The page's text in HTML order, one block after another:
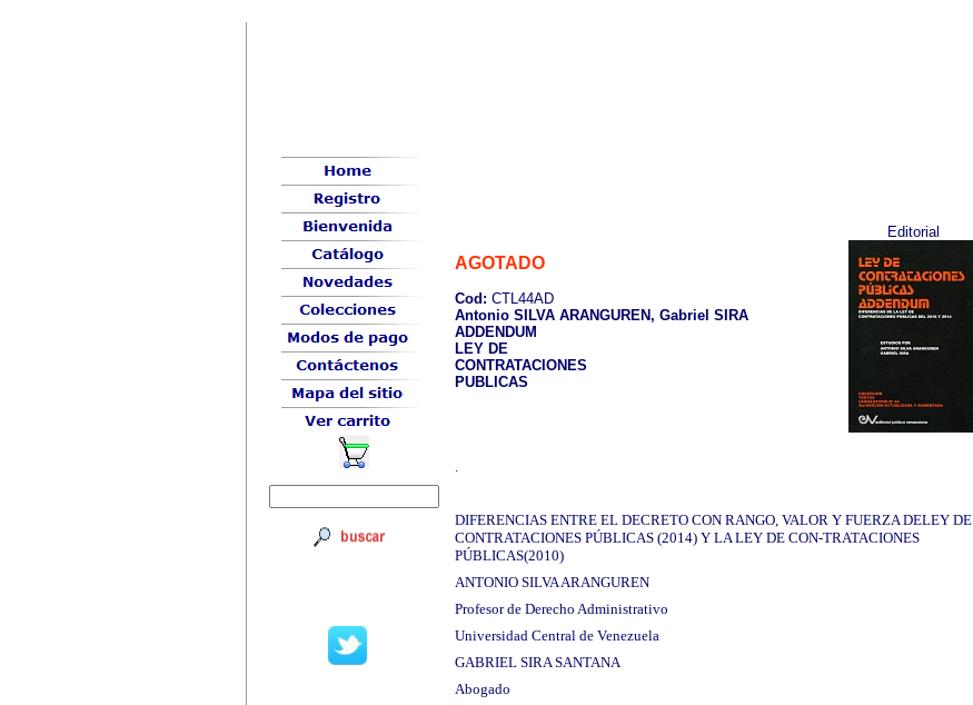
AGOTADO
Cod: CTL44AD
Antonio SILVA ARANGUREN, Gabriel SIRA
ADDENDUM
LEY DE
CONTRATACIONES
PUBLICAS
Editorial
DIFERENCIAS ENTRE EL DECRETO CON RANGO, VALOR Y FUERZA DELEY DE
CONTRATACIONES PÚBLICAS (2014) Y LA LEY DE CON-TRATACIONES
PÚBLICAS(2010)
ANTONIO SILVA ARANGUREN
Profesor de Derecho Administrativo
Universidad Central de Venezuela
GABRIEL SIRA SANTANA
Abogado